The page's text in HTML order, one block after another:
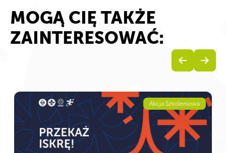
MOGĄ CIĘ TAKŻE
ZAINTERESOWAĆ:
Akcja Szkoleniowa